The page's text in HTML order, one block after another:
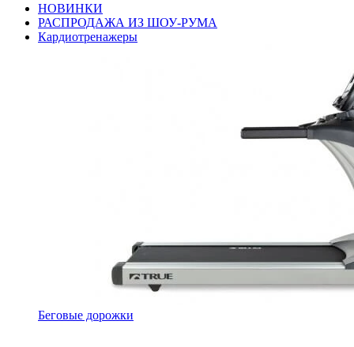
НОВИНКИ
РАСПРОДАЖА ИЗ ШОУ-РУМА
Кардиотренажеры
Беговые дорожки